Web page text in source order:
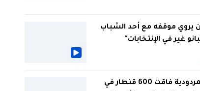
يروي موقفه مع أحد الشباب
غير في الإنتخابات"
الوادي: بمردودية فاقت 600 قنطار في